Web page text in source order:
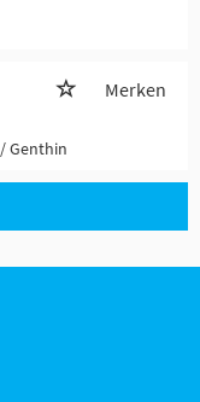
Merken
/ Genthin